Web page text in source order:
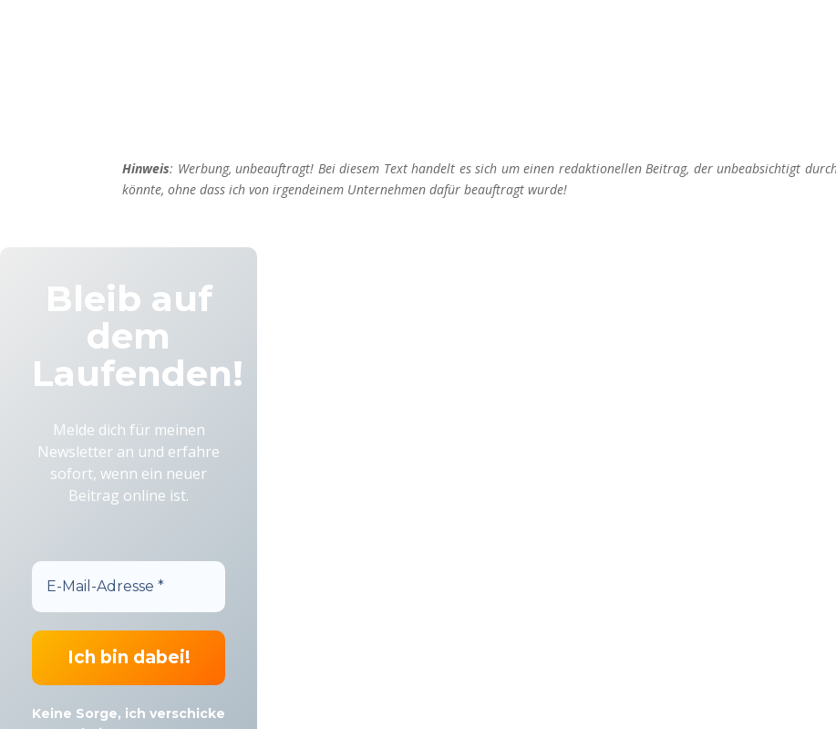
Hinweis: Werbung, unbeauftragt! Bei diesem Text handelt es sich um einen redaktionellen Beitrag, der unbeabsichtigt
könnte, ohne dass ich von irgendeinem Unternehmen dafür beauftragt wurde!
Bleib auf
dem
Laufenden!
Melde dich für meinen
Newsletter an und erfahre
sofort, wenn ein neuer
Beitrag online ist.
Keine Sorge, ich verschicke